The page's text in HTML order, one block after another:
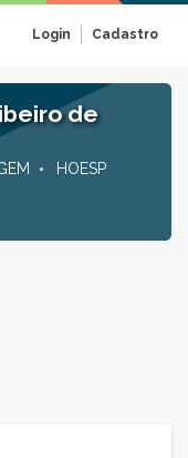
Login Cadastro
de
HOESP